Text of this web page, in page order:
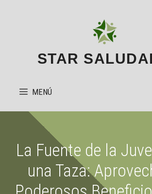
STAR
MENÚ
La Fuente de la
una Taza: